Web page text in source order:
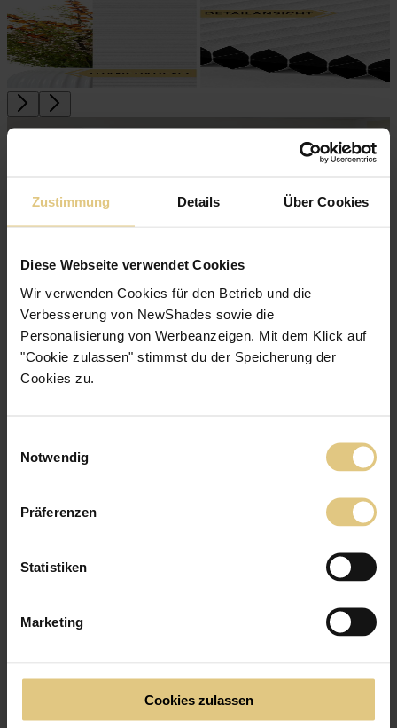
Zustimmung Details Über Cookies
Diese Webseite verwendet Cookies
Wir verwenden Cookies für den Betrieb und die
Verbesserung von NewShades sowie die
Personalisierung von Werbeanzeigen. Mit dem Klick auf
"Cookie zulassen" stimmst du der Speicherung der
Cookies zu.
Notwendig
Präferenzen
Statistiken
Marketing
Cookies zulassen
TOP · Preis/Leistung Verdunkelnd
Verdunkelungs­plissee Santiagoab 69 €
Jetzt zum Produkt